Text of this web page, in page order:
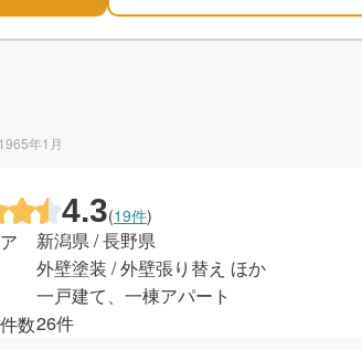
年1月
4.3(19件)
新潟県 / 長野県
外壁塗装 / 外壁張り替え ほか
一戸建て、一棟アパート
数26件